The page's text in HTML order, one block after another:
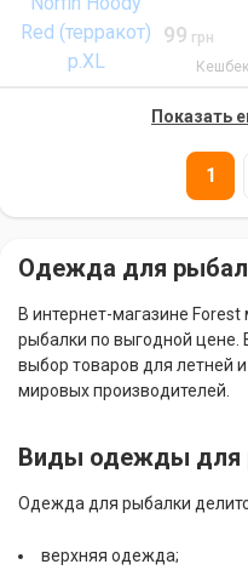
99 грн
Показать
1
Одежда для
В интернет-магазине
рыбалки по выгодной цене.
выбор товаров для летней
мировых производителей.
Виды одежды для
Одежда для рыбалки
верхняя одежда;